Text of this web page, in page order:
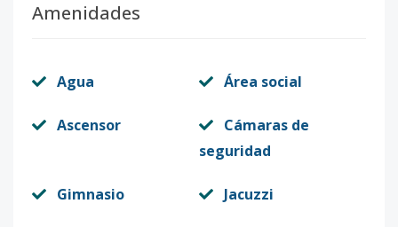
Amenidades
Agua Área social
Ascensor
Cámaras de
seguridad
Gimnasio Jacuzzi